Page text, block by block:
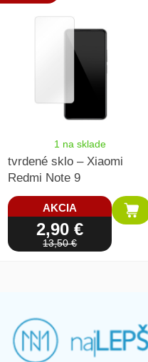
1 na sklade
tvrdené sklo – Xiaomi
Redmi Note 9
AKCIA
2,90 €
13,50 €